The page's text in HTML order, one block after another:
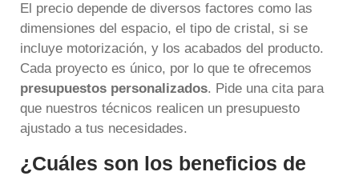
El precio depende de diversos factores como las
dimensiones del espacio, el tipo de cristal, si se
incluye motorización, y los acabados del producto.
Cada proyecto es único, por lo que te ofrecemos
presupuestos personalizados. Pide una cita para
que nuestros técnicos realicen un presupuesto
ajustado a tus necesidades.
¿Cuáles son los beneficios de